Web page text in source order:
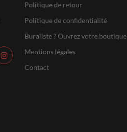
Politique de retour
Politique de confidentialité
Buraliste ? Ouvrez votre boutique
Mentions légales
Contact